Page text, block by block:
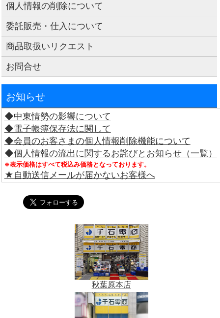
個人情報の削除について
委託販売・仕入について
商品取扱いリクエスト
お問合せ
お知らせ
◆中東情勢の影響について
◆電子帳簿保存法に関して
◆会員のお客さまの個人情報削除機能について
◆個人情報の流出に関するお詫びとお知らせ（一覧）
※表示価格はすべて税込み価格となっております。
★自動送信メールが届かないお客様へ
秋葉原本店